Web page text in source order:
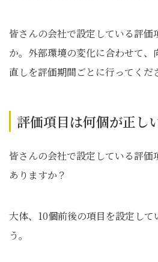
皆さんの会社で設定している評価
か。外部環境の変化に合わせて、
直しを評価期間ごとに行ってくだ
評価項目は何個が正し
皆さんの会社で設定している評価
ありますか？
大体、10個前後の項目を設定して
う。